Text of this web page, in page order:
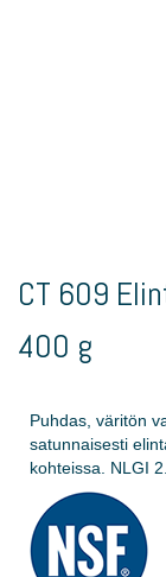
the
of
the
gallery
CT 609
400 g
Puhdas, väritön
satunnaisesti
kohteissa. NLGI 2.